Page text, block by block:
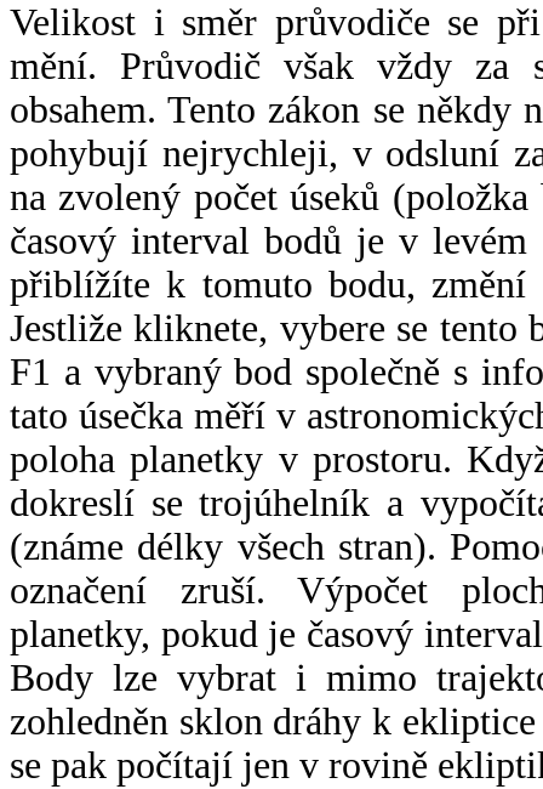
Velikost i směr průvodiče se
mění. Průvodič však vždy za
obsahem. Tento zákon se někdy
pohybují nejrychleji, v odsluní
na zvolený počet úseků
časový interval bodů je v
přiblížíte k tomuto bodu,
Jestliže kliknete, vybere se tento
F1 a vybraný bod společně s
tato úsečka měří v
poloha planetky v prostoru.
dokreslí se trojúhelník a
(známe délky všech stran).
označení zruší. Výpočet
planetky, pokud je časový
Body lze vybrat i mimo
zohledněn sklon dráhy k
se pak počítají jen v rovině